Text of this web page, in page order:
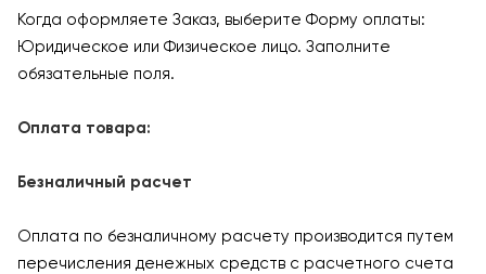
Когда оформляете Заказ, выберите Форму оплаты:
Юридическое или Физическое лицо. Заполните
обязательные поля.
Оплата товара:
Безналичный расчет
Оплата по безналичному расчету производится путем
перечисления денежных средств с расчетного счета